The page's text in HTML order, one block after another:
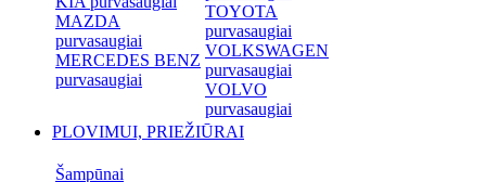
MAZDA
purvasaugiai
MERCEDES BENZ
purvasaugiai
TOYOTA
purvasaugiai
VOLKSWAGEN
purvasaugiai
VOLVO
purvasaugiai
PLOVIMUI, PRIEŽIŪRAI
Šampūnai